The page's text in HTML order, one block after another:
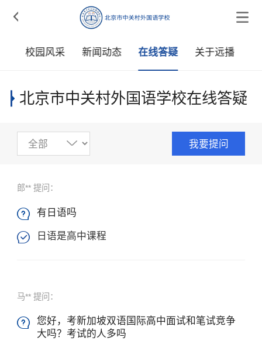

校园风采 新闻动态 在线答疑 关于远播
北京市中关村外国语学校在线答疑
我要提问
郎** 提问：
 有日语吗
 日语是高中课程
马** 提问：

您好，考新加坡双语国际高中面试和笔试竞争
大吗？考试的人多吗